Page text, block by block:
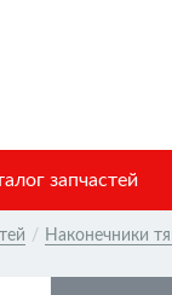
запчастей
/ Наконечники